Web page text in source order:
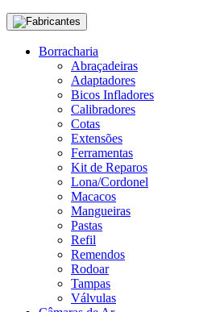
Fabricantes
Borracharia
Abraçadeiras
Adaptadores
Bicos Infladores
Calibradores
Cotas
Extensões
Ferramentas
Kit de Reparos
Lona/Cordonel
Macacos
Mangueiras
Pastas
Refil
Remendos
Rodoar
Tampas
Válvulas